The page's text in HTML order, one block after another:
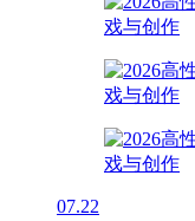
07.22